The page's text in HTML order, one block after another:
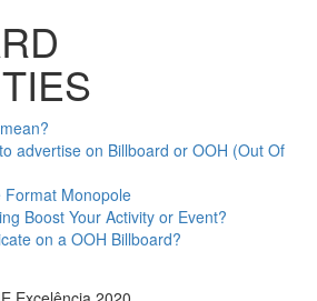
advertise on Billboard or OOH (Out Of
Monopole
Boost Your Activity or Event?
on a OOH Billboard?